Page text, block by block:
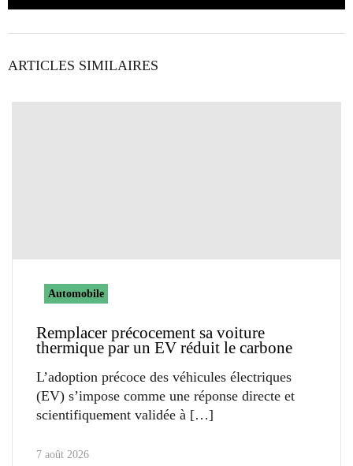
ARTICLES SIMILAIRES
Automobile
Remplacer précocement sa voiture
thermique par un EV réduit le carbone
L’adoption précoce des véhicules électriques
(EV) s’impose comme une réponse directe et
scientifiquement validée à
7 août 2026